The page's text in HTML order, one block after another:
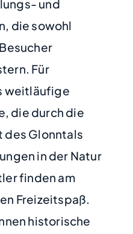
und
die sowohl
Für
weitläufige
die durch die
des Glonntals
in der Natur
finden am
Freizeitspaß.
historische